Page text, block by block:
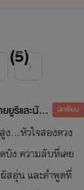
(5)
AVIVANT นักเขียนนิยายยูริและนักออกแบบ นักเขียน
…หัวใจสองดวง
บัง ความลับที่เคย
สอุ่น และคำพูดที่